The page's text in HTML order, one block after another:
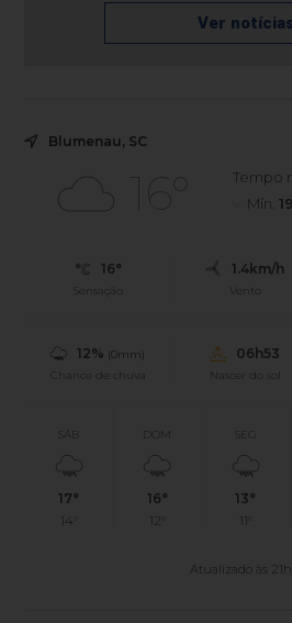
Ver notícias
Blumenau, SC
16°
Tempo
Mín.
16°
Sensação
1.4km/h
Vento
12% (0mm)
Chance de chuva
06h53
Nascer do sol
SÁB
17°
14°
DOM
16°
12°
SEG
13°
11°
Atualizado às